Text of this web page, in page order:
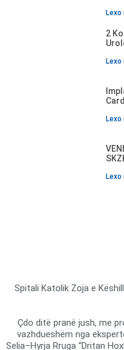
2
Lexo
Lexo
Spitali Katolik Zoja e
Çdo ditë pranë jush, me
vazhdueshëm nga
Selia–Hyrja Rruga “Dritan